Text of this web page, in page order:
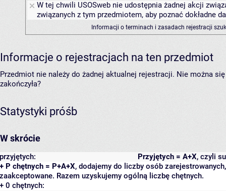
W tej chwili USOSweb nie udostępnia żadnej akcji
związanych z tym przedmiotem, aby poznać dokładne
Informacji o terminach i zasadach rejestracji
Informacje o rejestracjach na ten przedmiot
Przedmiot nie należy do żadnej aktualnej rejestracji. Nie można
zakończyła?
Statystyki próśb
W skrócie
Przyjętych = A+X, czyli
przyjętych:
+ P chętnych = P+A+X, dodajemy do liczby osób
zaakceptowane. Razem uzyskujemy ogólną liczbę chętnych.
+ 0 chętnych: